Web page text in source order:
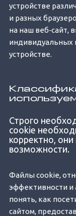
устройстве
и разных
на наш веб‐сайт,
индивидуальных
устройстве.
Строго
cookie
корректно,
возможности.
Файлы cookie,
эффективности и
понять, как
сайтом,